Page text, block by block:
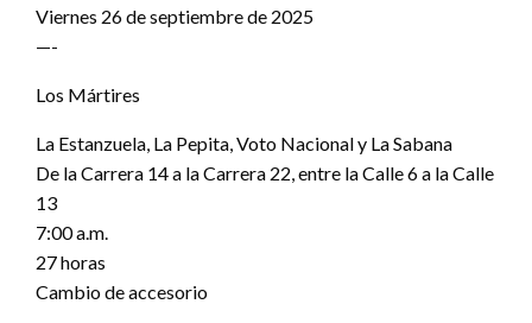
Viernes 26 de septiembre de 2025
—-
Los Mártires
La Estanzuela, La Pepita, Voto Nacional y La Sabana
De la Carrera 14 a la Carrera 22, entre la Calle 6 a la Calle
13
7:00 a.m.
27 horas
Cambio de accesorio